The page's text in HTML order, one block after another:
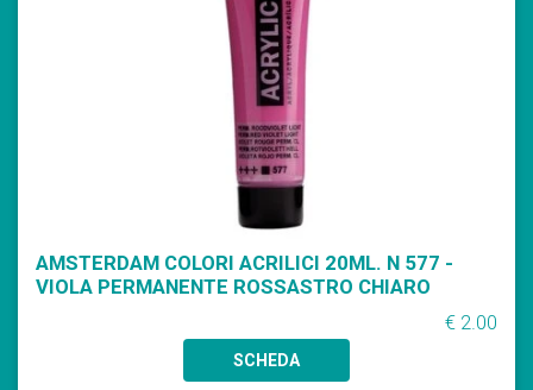
AMSTERDAM COLORI ACRILICI 20ML. N 577 -
VIOLA PERMANENTE ROSSASTRO CHIARO
€ 2.00
SCHEDA